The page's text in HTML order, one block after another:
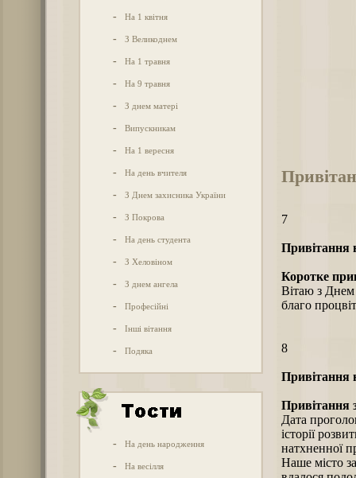
- На 1 квітня
- З Великоднем
- На 1 травня
- На 9 травня
- З днем матері
- Випускникам
- На 1 вересня
- На день вчителя
- З Днем захисника України
- З Покрова
- На день студента
- З Хеловіном
- З днем ангела
- Професійні
- Інші вітання
- Подяка
- На день народження
- На весілля
7
Привітання
Коротке
Вітаю з Днем
благо
8
Привітання
Привітання
Дата
історії
натхненної
Наше місто